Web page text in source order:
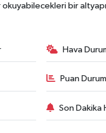
bir
Hava
Puan
Son Dakika